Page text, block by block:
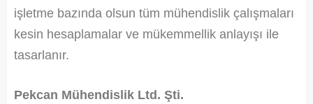
işletme bazında olsun tüm mühendislik çalışmaları
kesin hesaplamalar ve mükemmellik anlayışı ile
tasarlanır.
Pekcan Mühendislik Ltd. Şti.